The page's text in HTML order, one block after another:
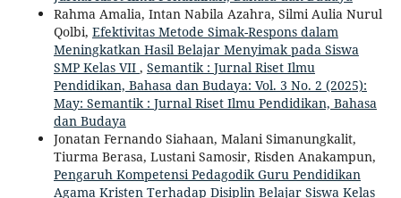
Rahma Amalia, Intan Nabila Azahra, Silmi Aulia Nurul
Qolbi, Efektivitas Metode Simak-Respons dalam
Meningkatkan Hasil Belajar Menyimak pada Siswa
SMP Kelas VII , Semantik : Jurnal Riset Ilmu
Pendidikan, Bahasa dan Budaya: Vol. 3 No. 2 (2025):
May: Semantik : Jurnal Riset Ilmu Pendidikan, Bahasa
dan Budaya
Jonatan Fernando Siahaan, Malani Simanungkalit,
Tiurma Berasa, Lustani Samosir, Risden Anakampun,
Pengaruh Kompetensi Pedagodik Guru Pendidikan
Agama Kristen Terhadap Disiplin Belajar Siswa Kelas